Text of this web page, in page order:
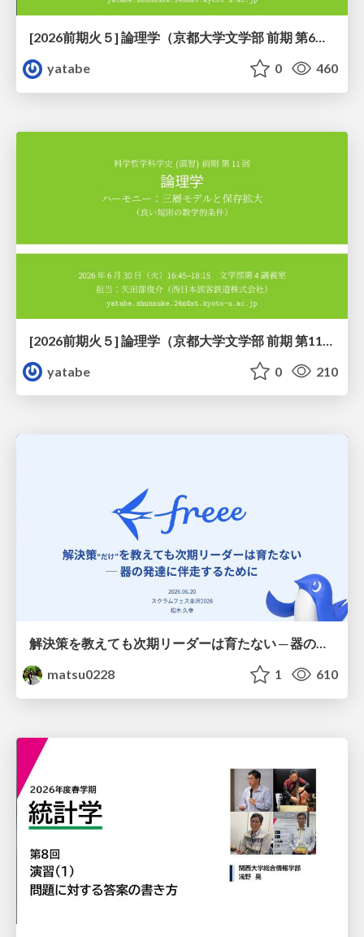
[2026前期火５] 論理学（京都大学文学部 前期 第6回）「かつとまたはの規則」
yatabe
0 460
yatabe
0 210
解決策を教えても次期リーダーは育たない ─ 器の発達に伴走するために / Partnering with leaders in their vertical development
matsu0228
1 610